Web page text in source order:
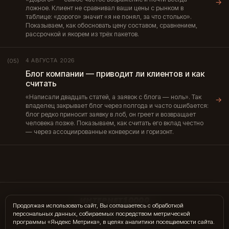
ложное. Клиент не сравнивал ваши цены с рынком в
таблице: «дорого» значит «я не понял, за что столько».
Показываем, как обосновать цену составом, сравнением,
рассрочкой и якорем из трёх пакетов.
→
(05) 4 АВГУСТА 2026
Блог компании — приводит ли клиентов и как
считать
«Написали двадцать статей, а заявок с блога — ноль». Так
владелец закрывает блог через полгода и часто ошибается:
блог редко приносит заявку в лоб, он греет и возвращает
человека позже. Показываем, как считать его вклад честно
— через ассоциированные конверсии и горизонт.
→
hi@internet10k.com·+7 995 300-18-02·Telegram·MAX
Услуги·Гиды·Журнал·Отзывы · Контакты
Продолжая использовать сайт, Вы соглашаетесь с обработкой
персональных данных, собираемых посредством метрической
программы «Яндекс Метрика», в целях аналитики посещаемости сайта.